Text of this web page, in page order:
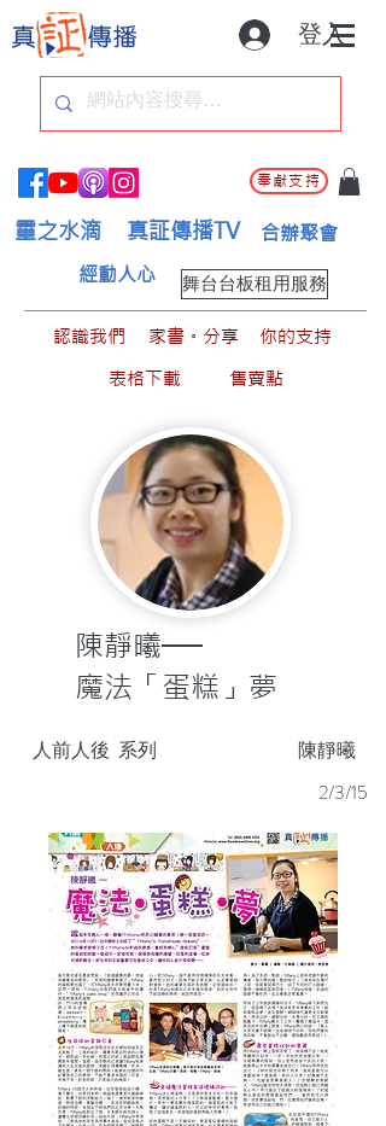
登入
奉獻支持
靈之水滴 真証傳播TV 合辦聚會
舞台台板租用服務
經動人心
認識我們 家書。分享
你的支持
表格下載
售賣點
陳靜曦──
魔法「蛋糕」夢
陳靜曦
人前人後 系列
2/3/15